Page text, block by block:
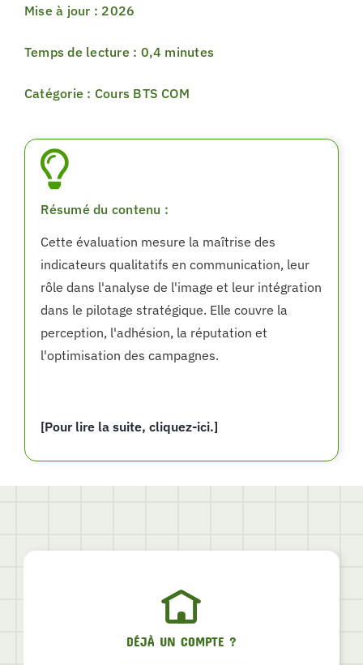
Mise à jour : 2026
Temps de lecture : 0,4 minutes
Catégorie : Cours BTS COM
Résumé du contenu :
Cette évaluation mesure la maîtrise des
indicateurs qualitatifs en communication, leur
rôle dans l'analyse de l'image et leur intégration
dans le pilotage stratégique. Elle couvre la
perception, l'adhésion, la réputation et
l'optimisation des campagnes.
[Pour lire la suite, cliquez-ici.]
DÉJÀ UN COMPTE ?